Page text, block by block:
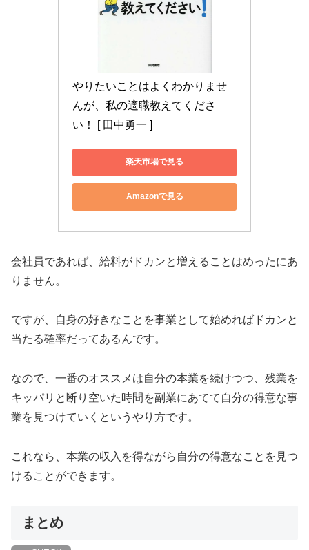
やりたいことはよくわかりませ
んが、私の適職教えてくださ
い！ [ 田中勇一 ]
楽天市場で見る
Amazonで見る
会社員であれば、給料がドカンと増えることはめったにあ
りません。
ですが、自身の好きなことを事業として始めればドカンと
当たる確率だってあるんです。
なので、一番のオススメは自分の本業を続けつつ、残業を
キッパリと断り空いた時間を副業にあてて自分の得意な事
業を見つけていくというやり方です。
これなら、本業の収入を得ながら自分の得意なことを見つ
けることができます。
まとめ